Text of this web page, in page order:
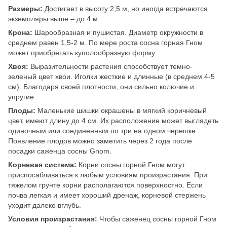
Размеры: Достигает в высоту 2,5 м, но иногда встречаются
экземпляры выше – до 4 м.
Крона: Шарообразная и пушистая. Диаметр окружности в
среднем равен 1,5-2 м. По мере роста сосна горная Гном
может приобретать куполообразную форму.
Хвоя: Выразительности растения способствует темно-
зеленый цвет хвои. Иголки жесткие и длинные (в среднем 4-5
см). Благодаря своей плотности, они сильно колючие и
упругие.
Плоды: Маленькие шишки окрашены в мягкий коричневый
цвет, имеют длину до 4 см. Их расположение может выглядеть
одиночным или соединенным по три на одном черешке.
Появление плодов можно заметить через 2 года после
посадки саженца сосны Gnom.
Корневая система: Корни сосны горной Гном могут
приспосабливаться к любым условиям произрастания. При
тяжелом грунте корни располагаются поверхностно. Если
почва легкая и имеет хороший дренаж, корневой стержень
уходит далеко вглубь.
Условия произрастания: Чтобы саженец сосны горной Гном